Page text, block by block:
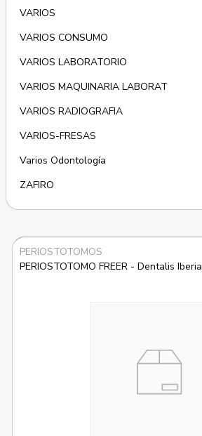
VARIOS
VARIOS CONSUMO
VARIOS LABORATORIO
VARIOS MAQUINARIA LABORAT
VARIOS RADIOGRAFIA
VARIOS-FRESAS
Varios Odontología
ZAFIRO
PERIOSTOTOMOS
PERIOSTOTOMO FREER - Dentalis Iberia